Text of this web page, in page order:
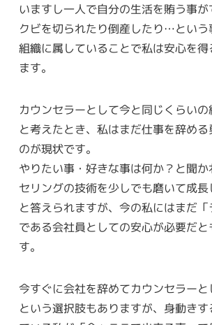
いますし一人で自分の生活を賄う事が
クビを切られたり倒産したり…という
組織に属していることで私は安心を
ます。
カウンセラーとして今と同じくらい
と考えたとき、私はまだ仕事を辞め
のが現状です。
やりたい事・好きな事は何か？と聞
セリングの技術を少しでも磨いて成長
と答えられますが、今の私にはまだ「
である会社員としての安心が必要だと
す。
今すぐに会社を辞めてカウンセラー
という選択肢もありますが、身動き